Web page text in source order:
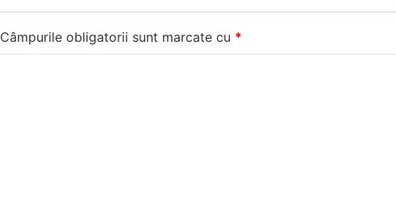
Câmpurile obligatorii sunt marcate cu *